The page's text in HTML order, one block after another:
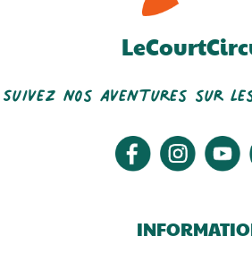
Suivez nos aventures sur